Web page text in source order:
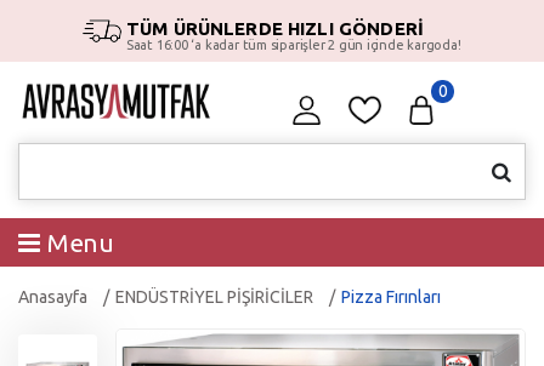
TÜM ÜRÜNLERDE HIZLI GÖNDERİ
Saat 16:00 ‘a kadar tüm siparişler 2 gün içinde kargoda!
0
Menu
Anasayfa ENDÜSTRİYEL PİŞİRİCİLER Pizza Fırınları